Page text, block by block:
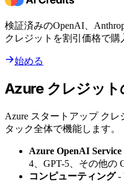
検証済みのOpenAI、
クレジットを割引価格で購
始める
Azure クレジット
Azure スタートアップ クレ
タック全体で機能します。
Azure OpenAI Service
4、GPT-5、その他の
コンピューティング-